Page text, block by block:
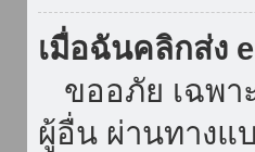
เมื่อฉันคลิกส่ง
ขออภัย เฉพา
ผู้อื่น ผ่านทางแ